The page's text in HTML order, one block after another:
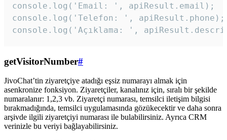
console.log('Email: ', apiResult.email);
console.log('Telefon: ', apiResult.phone);
console.log('Açıklama: ',
getVisitorNumber#
JivoChat’tin ziyaretçiye atadığı eşsiz numarayı almak için
asenkronize fonksiyon. Ziyaretçiler, kanalınız için, sıralı bir şekilde
numaralanır: 1,2,3 vb. Ziyaretçi numarası, temsilci iletişim bilgisi
bırakmadığında, temsilci uygulamasında gözükecektir ve daha sonra
arşivde ilgili ziyaretçiyi numarası ile bulabilirsiniz. Ayrıca CRM
verinizle bu veriyi bağlayabilirsiniz.